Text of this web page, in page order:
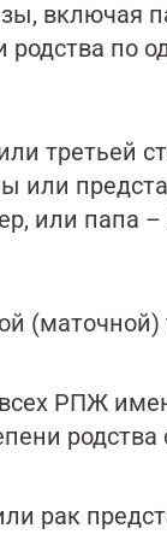
включая
родства по
третьей
или
или папа
РПЖ
рак